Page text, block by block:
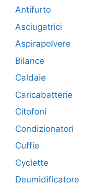
Antifurto
Asciugatrici
Aspirapolvere
Bilance
Caldaie
Caricabatterie
Citofoni
Condizionatori
Cuffie
Cyclette
Deumidificatore